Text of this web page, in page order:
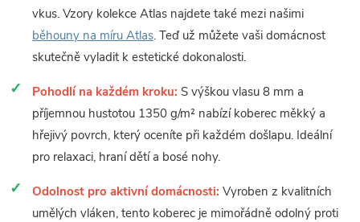
vkus. Vzory kolekce Atlas najdete také mezi našimi
běhouny na míru Atlas. Teď už můžete vaši domácnost
skutečně vyladit k estetické dokonalosti.
Pohodlí na každém kroku: S výškou vlasu 8 mm a
příjemnou hustotou 1350 g/m² nabízí koberec měkký a
hřejivý povrch, který oceníte při každém došlapu. Ideální
pro relaxaci, hraní dětí a bosé nohy.
Odolnost pro aktivní domácnosti: Vyroben z kvalitních
umělých vláken, tento koberec je mimořádně odolný proti